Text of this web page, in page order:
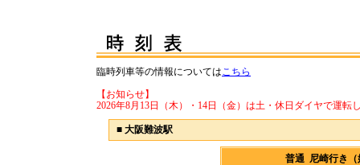
臨時列車等の情報についてはこちら
【お知らせ】
2026年8月13日（木）・14日（金）は土・休日ダイヤで運転
■ 大阪難波駅
普通 尼崎行き